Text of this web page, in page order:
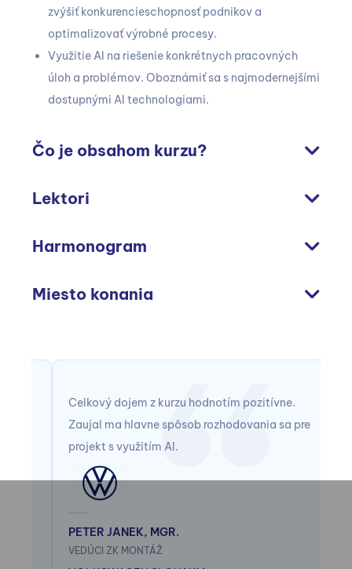
zvýšiť konkurencieschopnosť podnikov a
optimalizovať výrobné procesy.
Využitie AI na riešenie konkrétnych pracovných
úloh a problémov. Oboznámiť sa s najmodernejšími
dostupnými AI technologiami.
Čo je obsahom kurzu?
Lektori
Harmonogram
Miesto konania
Celkový dojem z kurzu hodnotím pozitívne.
Zaujal ma hlavne spôsob rozhodovania sa pre
projekt s využitím AI.
PETER JANEK, MGR.
VEDÚCI ZK MONTÁŽ